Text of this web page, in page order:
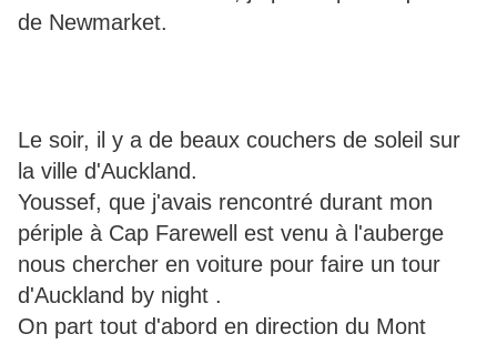
de Newmarket.
Le soir, il y a de beaux couchers de soleil sur
la ville d'Auckland.
Youssef, que j'avais rencontré durant mon
périple à Cap Farewell est venu à l'auberge
nous chercher en voiture pour faire un tour
d'Auckland by night .
On part tout d'abord en direction du Mont